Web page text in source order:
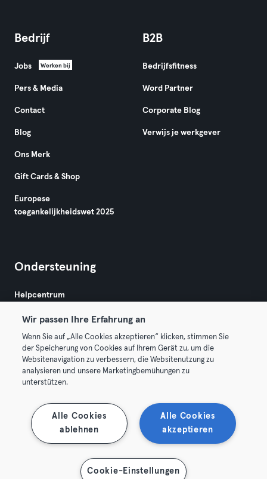
Bedrijf
Jobs Werken bij
Pers & Media
Contact
Blog
Ons Merk
Gift Cards & Shop
Europese
toegankelijkheidswet 2025
B2B
Bedrijfsfitness
Word Partner
Corporate Blog
Verwijs je werkgever
Ondersteuning
Helpcentrum
Algemene Voorwaarden
Membership opzeggen Trek hier je contract terug
Wir passen Ihre Erfahrung an
Wenn Sie auf „Alle Cookies akzeptieren“ klicken, stimmen Sie
der Speicherung von Cookies auf Ihrem Gerät zu, um die
Websitenavigation zu verbessern, die Websitenutzung zu
analysieren und unsere Marketingbemühungen zu
unterstützen.
Alle Cookies
akzeptieren
Alle Cookies
ablehnen
Cookie-Einstellungen